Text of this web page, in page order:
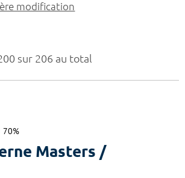
sur 206 au total
70%
Masters /
modification